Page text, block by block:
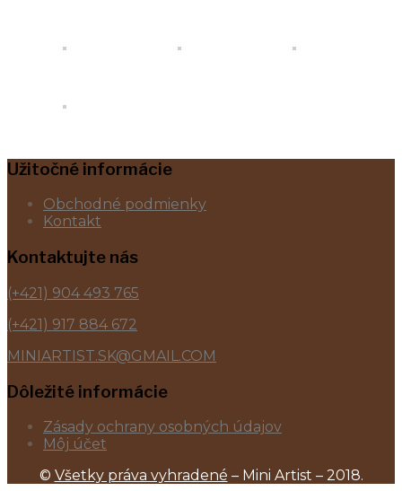
Užitočné informácie
Obchodné podmienky
Kontakt
Kontaktujte nás
(+421) 904 493 765
(+421) 917 884 672
MINIARTIST.SK@GMAIL.COM
Dôležité informácie
Zásady ochrany osobných údajov
Môj účet
© Všetky práva vyhradené – Mini Artist – 2018.